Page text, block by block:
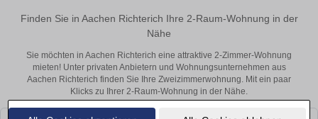
Finden Sie in Aachen Richterich Ihre 2-Raum-Wohnung in der
Nähe
Sie möchten in Aachen Richterich eine attraktive 2-Zimmer-Wohnung
mieten! Unter privaten Anbietern und Wohnungsunternehmen aus
Aachen Richterich finden Sie Ihre Zweizimmerwohnung. Mit ein paar
Klicks zu Ihrer 2-Raum-Wohnung in der Nähe.